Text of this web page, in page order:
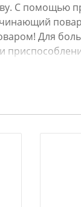
С помощью
Для
половник